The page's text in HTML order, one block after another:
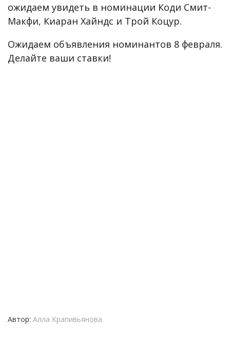
ожидаем увидеть в номинации Коди Смит-
Макфи, Киаран Хайндс и Трой Коцур.
Ожидаем объявления номинантов 8 февраля.
Делайте ваши ставки!
Автор: Алла Крапивьянова